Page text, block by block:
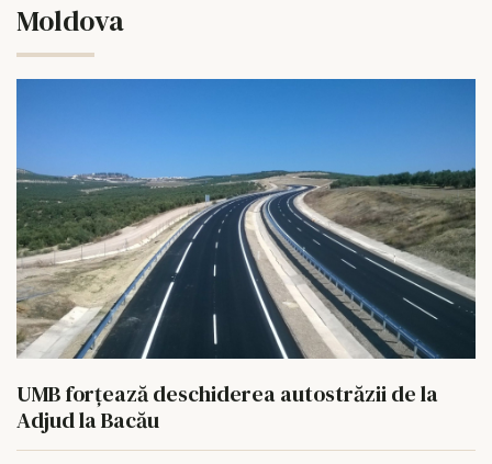
Moldova
UMB forțează deschiderea autostrăzii de la
Adjud la Bacău